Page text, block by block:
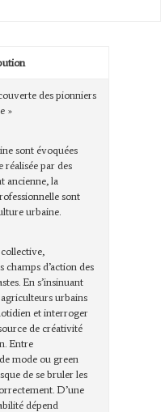
des pionniers
»
sont évoquées
réalisée par des
ancienne, la
sont
urbaine.
d’action des
En s’insinuant
agriculteurs urbains
et interroger
de créativité
Entre
mode ou green
de se bruler les
D’une
dépend